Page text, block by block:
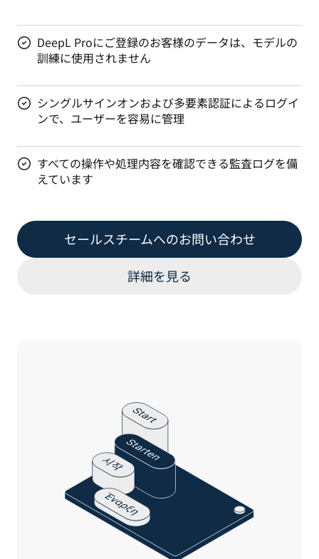
DeepL Proにご登録のお客様のデータは、モデルの
訓練に使用されません
シングルサインオンおよび多要素認証によるログイ
ンで、ユーザーを容易に管理
すべての操作や処理内容を確認できる監査ログを備
えています
セールスチームへのお問い合わせ
詳細を見る